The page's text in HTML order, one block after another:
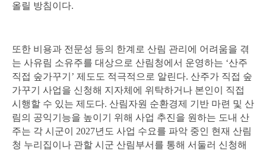
올릴 방침이다.
또한 비용과 전문성 등의 한계로 산림 관리에 어려움을 겪
는 사유림 소유주를 대상으로 산림청에서 운영하는 ‘산주
직접 숲가꾸기 ’ 제도도 적극적으로 알린다. 산주가 직접 숲
가꾸기 사업을 신청해 지자체에 위탁하거나 본인이 직접
시행할 수 있는 제도다. 산림자원 순환경제 기반 마련 및 산
림의 공익기능을 높이기 위해 사업 추진을 원하는 도내 산
주는 각 시군이 2027년도 사업 수요를 파악 중인 현재 산림
청 누리집이나 관할 시군 산림부서를 통해 서둘러 신청해